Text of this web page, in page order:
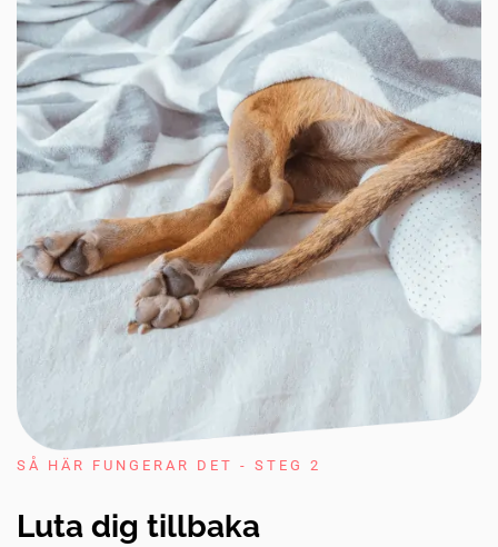
SÅ HÄR FUNGERAR DET - STEG 2
Luta dig tillbaka